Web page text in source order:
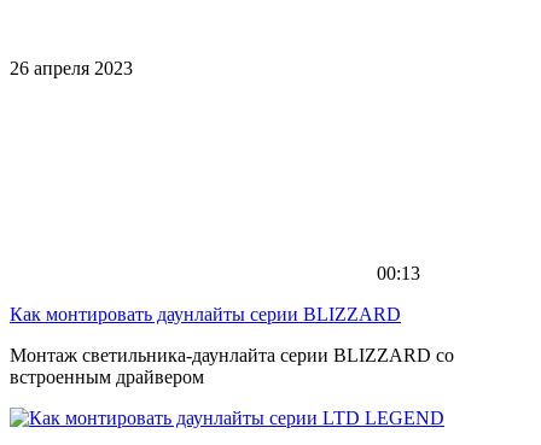
26 апреля 2023
00:13
Как монтировать даунлайты серии BLIZZARD
Монтаж светильника-даунлайта серии BLIZZARD со
встроенным драйвером